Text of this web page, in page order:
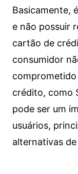
Basicamente,
e não possuir
cartão de
consumidor
crédito, como
pode ser um
usuários,
alternativas